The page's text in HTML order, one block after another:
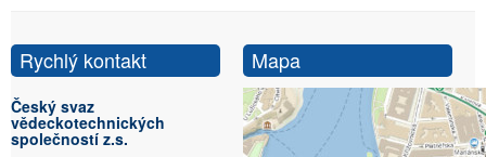
Rychlý kontakt
Český svaz
vědeckotechnických
společností z.s.
Mapa